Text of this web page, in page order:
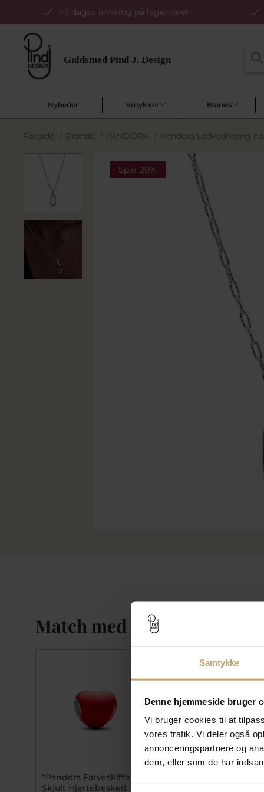
Samtykke
Denne hjemmeside bruger
Vi bruger cookies til at
vores trafik. Vi deler også
annonceringspartnere og
dem, eller som de har
1-3 dages levering på lagervarer
Nyheder Smykker Brands
Forside / Brands / PANDORA / Pandora Ledvedhæng
Spar 20%
Match med
*Pandora Farveskiftende
Skjult Hjertebesked